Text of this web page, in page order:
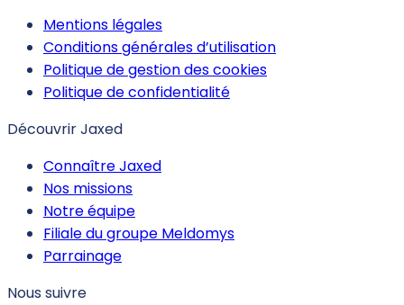
Mentions légales
Conditions générales d’utilisation
Politique de gestion des cookies
Politique de confidentialité
Découvrir Jaxed
Connaître Jaxed
Nos missions
Notre équipe
Filiale du groupe Meldomys
Parrainage
Nous suivre